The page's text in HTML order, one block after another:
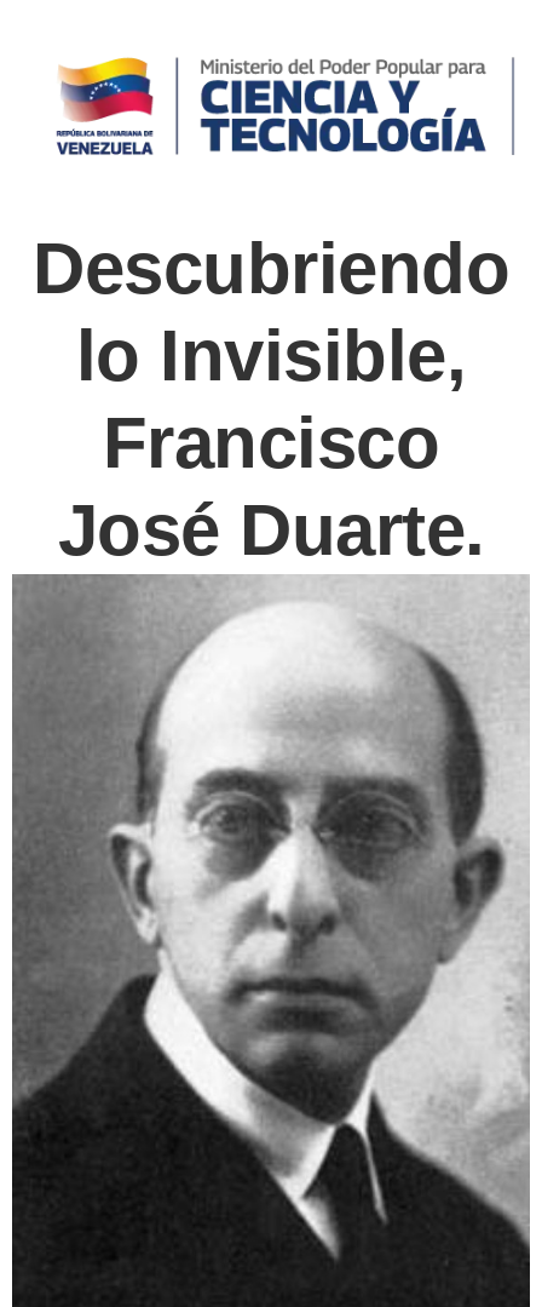
Descubriendo
lo Invisible,
Francisco
José Duarte.